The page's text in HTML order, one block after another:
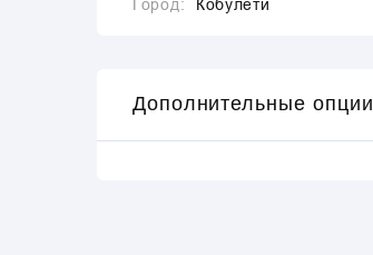
Город:
Кобулети
Дополнительные опции